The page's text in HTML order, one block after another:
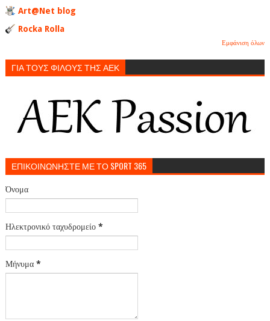
Art@Net blog
Rocka Rolla
Εμφάνιση όλων
ΓΙΑ ΤΟΥΣ ΦΙΛΟΥΣ ΤΗΣ ΑΕΚ
ΕΠΙΚΟΙΝΩΝΗΣΤΕ ΜΕ ΤΟ SPORT 365
Όνομα
Ηλεκτρονικό ταχυδρομείο *
Μήνυμα *